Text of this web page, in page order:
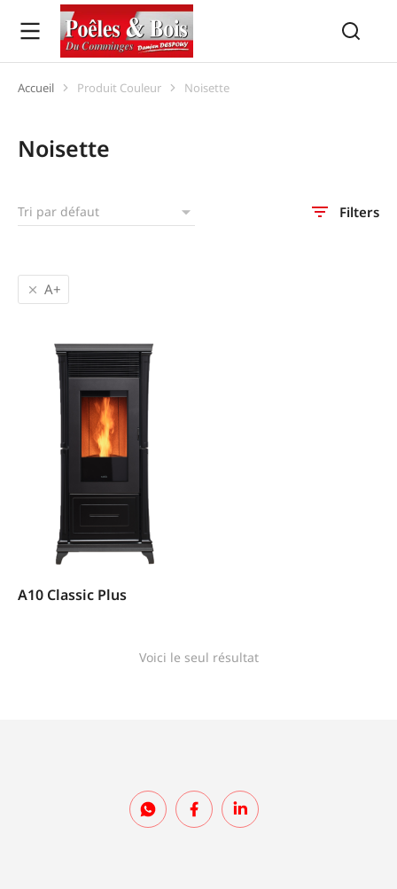
Vous êtes ici :
Accueil Produit Couleur Noisette
Noisette
Filters
A+
A10 Classic Plus
Voici le seul résultat